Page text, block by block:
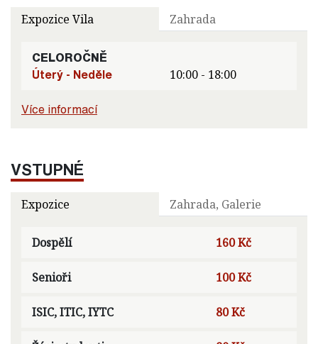
Expozice Vila Zahrada
CELOROČNĚ
Úterý - Neděle
10:00 - 18:00
Více informací
VSTUPNÉ
Expozice Zahrada, Galerie
Dospělí 160 Kč
Senioři 100 Kč
ISIC, ITIC, IYTC 80 Kč